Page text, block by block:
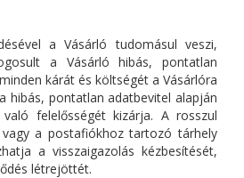
a Vásárló tudomásul veszi,
a Vásárló hibás, pontatlan
kárát és költségét a Vásárlóra
hibás, pontatlan adatbevitel alapján
felelősségét kizárja. A rosszul
a postafiókhoz tartozó tárhely
a visszaigazolás kézbesítését,
létrejöttét.